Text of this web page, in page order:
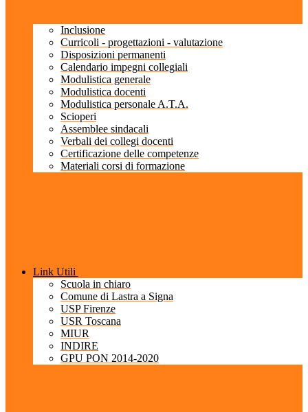
Inclusione
Curricoli - progettazioni - valutazione
Disposizioni permanenti
Calendario impegni collegiali
Modulistica generale
Modulistica docenti
Modulistica personale A.T.A.
Scioperi
Assemblee sindacali
Verbali dei collegi docenti
Certificazione delle competenze
Materiali corsi di formazione
Link Utili
Scuola in chiaro
Comune di Lastra a Signa
USP Firenze
USR Toscana
MIUR
INDIRE
GPU PON 2014-2020